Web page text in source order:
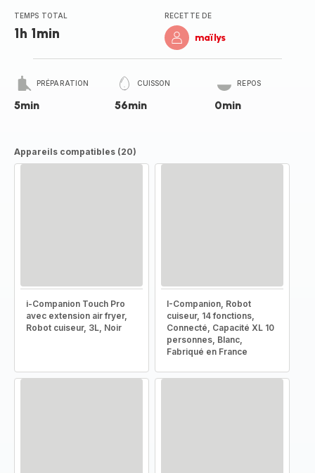
TEMPS TOTAL
1h 1min
RECETTE DE
maïlys
PRÉPARATION
5min
CUISSON
56min
REPOS
0min
Appareils compatibles (20)
i-Companion Touch Pro
avec extension air fryer,
Robot cuiseur, 3L, Noir
I-Companion, Robot
cuiseur, 14 fonctions,
Connecté, Capacité XL 10
personnes, Blanc,
Fabriqué en France